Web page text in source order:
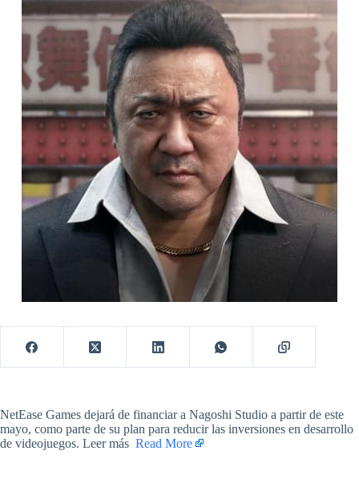
​NetEase Games dejará de financiar a Nagoshi Studio a partir de este
mayo, como parte de su plan para reducir las inversiones en desarrollo
de videojuegos. Leer más ​ Read More